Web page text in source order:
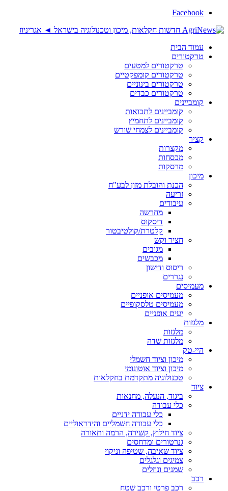
Facebook
עמוד הבית
טרקטורים
טרקטורים למטעים
טרקטורים קומפקטיים
טרקטורים בינוניים
טרקטורים כבדים
קומביינים
קומביינים לתבואות
קומביינים לתחמיץ
קומביינים לצמחי שורש
קציר
מקצרות
מכסחות
מרסקות
מיכון
הכנת והובלת מזון לבע"ח
זריעה
עיבודים
מחרשה
דיסקוס
קלטרת/קולטיבטור
חציר וקש
מגובים
מכבשים
ריסוס ודישון
נגררים
מעמיסים
מעמיסים אופניים
מעמיסים טלסקופיים
יעים אופניים
מלגזות
מלגזות
מלגזות שדה
היי-טק
מיכון וציוד חשמלי
מיכון וציוד אוטונומי
טכנולוגיה מתקדמת בחקלאות
ציוד
ביגוד, הנעלה, מחנאות
כלי עבודה
כלי עבודה ידניים
כלי עבודה חשמליים והידראוליים
ציוד חילוץ, קשירה, הרמה ותאורה
גנרטורים ומדחסים
ציוד שאיבה, שטיפה וניקוי
צמיגים וגלגלים
שמנים ונוזלים
רכב
רכב פרטי ורכב שטח